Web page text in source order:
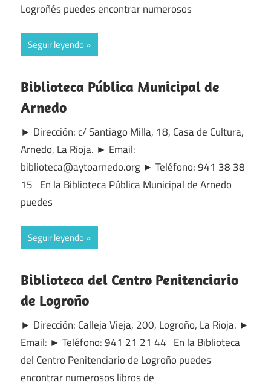
Logroñés puedes encontrar numerosos
Seguir leyendo
Biblioteca Pública Municipal de
Arnedo
► Dirección: c/ Santiago Milla, 18, Casa de Cultura,
Arnedo, La Rioja. ► Email:
biblioteca@aytoarnedo.org ► Teléfono: 941 38 38
15 En la Biblioteca Pública Municipal de Arnedo
puedes
Seguir leyendo
Biblioteca del Centro Penitenciario
de Logroño
► Dirección: Calleja Vieja, 200, Logroño, La Rioja. ►
Email: ► Teléfono: 941 21 21 44 En la Biblioteca
del Centro Penitenciario de Logroño puedes
encontrar numerosos libros de